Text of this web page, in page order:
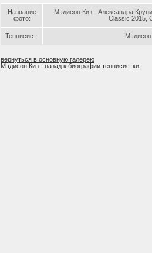
Название
фото:
Мэдисон Киз - Александра
Classic 2015,
Теннисист: Мэдисон
вернуться в основную галерею
Мэдисон Киз - назад к биографии теннисистки